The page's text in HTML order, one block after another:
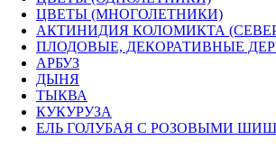
ЦВЕТЫ (МНОГОЛЕТНИКИ)
АКТИНИДИЯ КОЛОМИКТА
ПЛОДОВЫЕ, ДЕКОРАТИВНЫЕ
АРБУЗ
ДЫНЯ
ТЫКВА
КУКУРУЗА
ЕЛЬ ГОЛУБАЯ С РОЗОВЫМИ